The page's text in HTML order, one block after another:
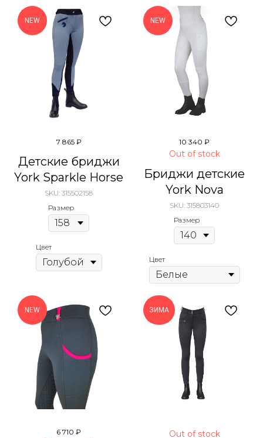
NEW
7 865 ₽
Детские бриджи
York Sparkle Horse
SKU: 315502158
Размер
Цвет
NEW
10 340 ₽
Out of stock
Бриджи детские
York Nova
SKU: 315803140
Размер
Цвет
NEW
6 710 ₽
ЗИМА
Out of stock